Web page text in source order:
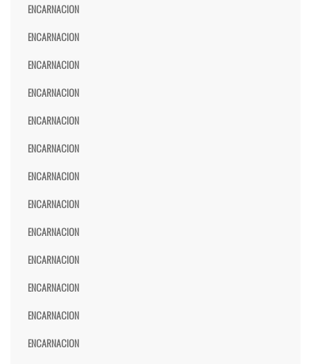
ENCARNACION
ENCARNACION
ENCARNACION
ENCARNACION
ENCARNACION
ENCARNACION
ENCARNACION
ENCARNACION
ENCARNACION
ENCARNACION
ENCARNACION
ENCARNACION
ENCARNACION